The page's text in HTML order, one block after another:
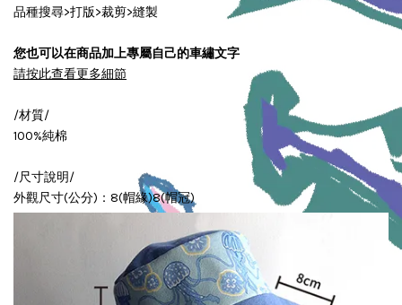
品種搜尋>打版>裁剪>縫製
您也可以在商品加上專屬自己的車繡文字
請按此查看更多細節
/材質/
100%純棉
/尺寸說明/
外觀尺寸(公分)：8(帽緣)8(帽冠)